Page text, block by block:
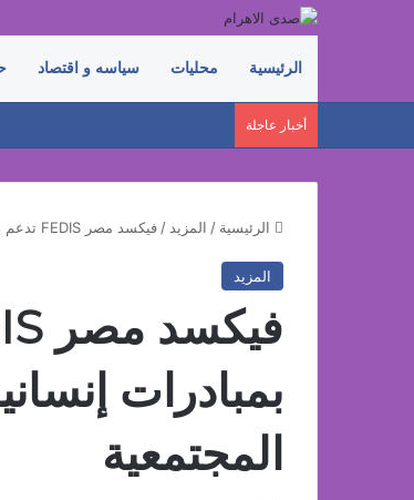
الرئيسية محليات سياسه و اقتصاد
أخبار عاجلة
الرئيسية / المزيد / فيكسد مصر FEDIS تدعم مستشفى بهية بمبادرات إنسانية جديدة ضمن مسؤوليتها المجتمعية
المزيد
بمبادرات
المجتمعية